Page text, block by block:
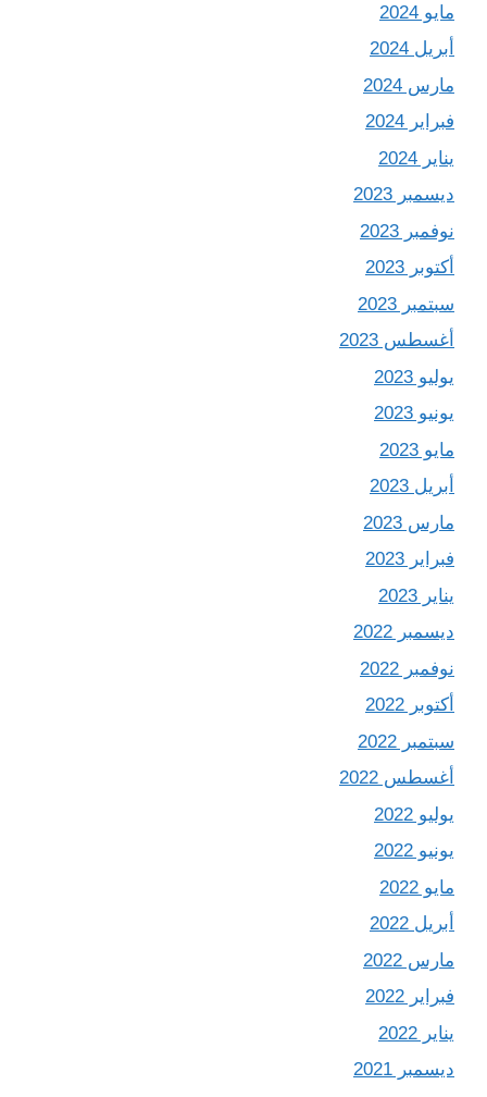
مايو 2024
أبريل 2024
مارس 2024
فبراير 2024
يناير 2024
ديسمبر 2023
نوفمبر 2023
أكتوبر 2023
سبتمبر 2023
أغسطس 2023
يوليو 2023
يونيو 2023
مايو 2023
أبريل 2023
مارس 2023
فبراير 2023
يناير 2023
ديسمبر 2022
نوفمبر 2022
أكتوبر 2022
سبتمبر 2022
أغسطس 2022
يوليو 2022
يونيو 2022
مايو 2022
أبريل 2022
مارس 2022
فبراير 2022
يناير 2022
ديسمبر 2021